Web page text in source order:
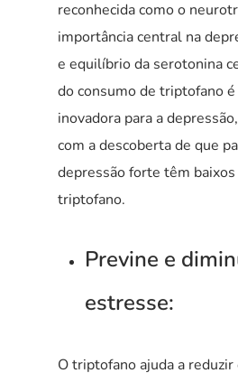
reconhecida como o
importância central na
e equilíbrio da serotonina
do consumo de triptofano
inovadora para a
com a descoberta de que
depressão forte têm
triptofano.
Previne e
estresse:
O triptofano ajuda a